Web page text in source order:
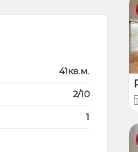
41кв.м.
2/10
1